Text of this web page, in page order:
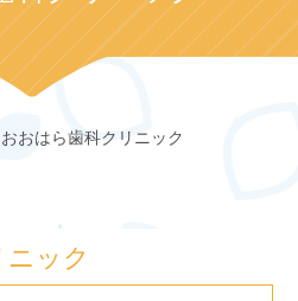
おおはら歯科クリニック
ック